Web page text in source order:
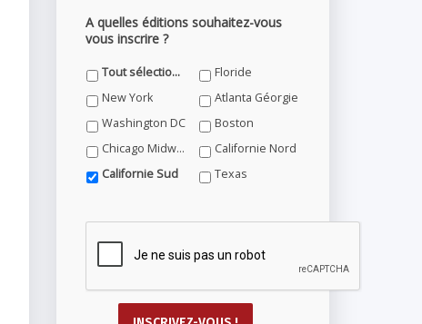
A quelles éditions souhaitez-vous
vous inscrire ?
Tout sélectionner
Floride
New York
Atlanta Géorgie
Washington DC
Boston
Chicago Midwest
Californie Nord
Californie Sud
Texas